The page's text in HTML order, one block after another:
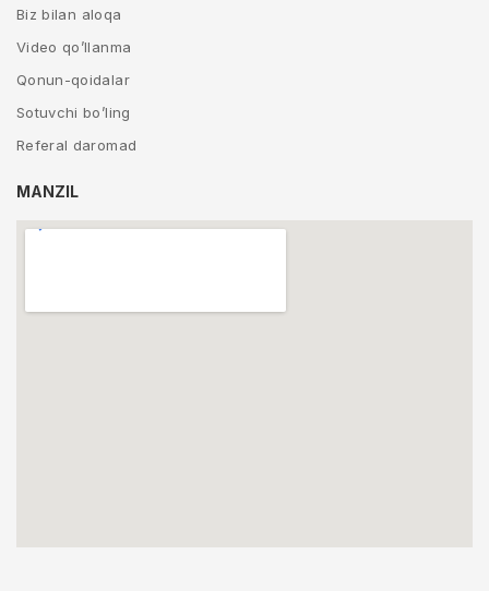
Biz bilan aloqa
Video qo’llanma
Qonun-qoidalar
Sotuvchi bo’ling
Referal daromad
MANZIL